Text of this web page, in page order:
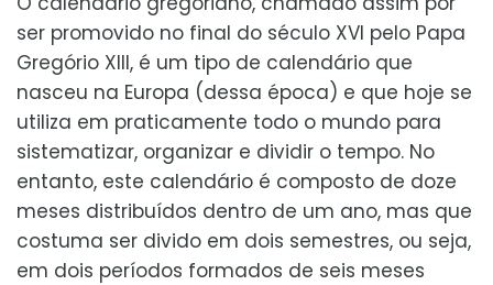
ser promovido no final do século XVI pelo Papa
Gregório XIII, é um tipo de calendário que
nasceu na Europa (dessa época) e que hoje se
utiliza em praticamente todo o mundo para
sistematizar, organizar e dividir o tempo. No
entanto, este calendário é composto de doze
meses distribuídos dentro de um ano, mas que
costuma ser divido em dois semestres, ou seja,
em dois períodos formados de seis meses